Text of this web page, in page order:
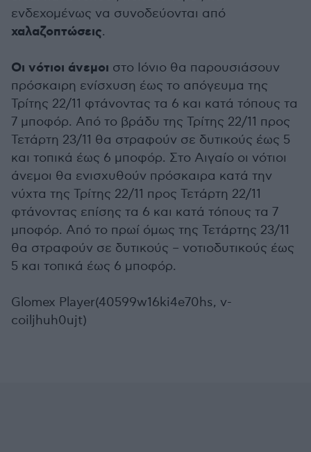
ενδεχομένως να συνοδεύονται από
χαλαζοπτώσεις.
Οι νότιοι άνεμοι στο Ιόνιο θα παρουσιάσουν
πρόσκαιρη ενίσχυση έως το απόγευμα της
Τρίτης 22/11 φτάνοντας τα 6 και κατά τόπους τα
7 μποφόρ. Από το βράδυ της Τρίτης 22/11 προς
Τετάρτη 23/11 θα στραφούν σε δυτικούς έως 5
και τοπικά έως 6 μποφόρ. Στο Αιγαίο οι νότιοι
άνεμοι θα ενισχυθούν πρόσκαιρα κατά την
νύχτα της Τρίτης 22/11 προς Τετάρτη 22/11
φτάνοντας επίσης τα 6 και κατά τόπους τα 7
μποφόρ. Από το πρωί όμως της Τετάρτης 23/11
θα στραφούν σε δυτικούς – νοτιοδυτικούς έως
5 και τοπικά έως 6 μποφόρ.
Glomex Player(40599w16ki4e70hs, v-
coiljhuh0ujt)